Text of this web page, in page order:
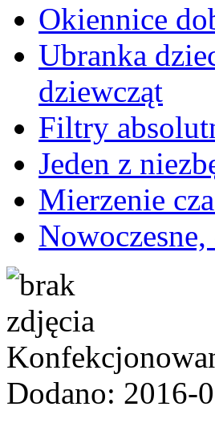
Okiennice
Ubranka
dziewcząt
Filtry
Jeden z
Mierzenie
Dodano: 2016-